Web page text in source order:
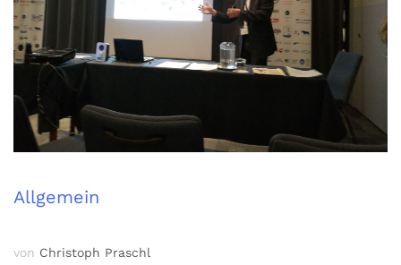
Allgemein
von Christoph Praschl